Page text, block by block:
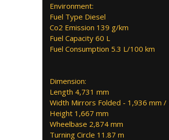
Environment:
Fuel Type Diesel
Co2 Emission 139 g/km
Fuel Capacity 60 L
Fuel Consumption 5.3 L/100 km
Dimension:
Length 4,731 mm
Width Mirrors Folded - 1,936 mm
Height 1,667 mm
Wheelbase 2,874 mm
Turning Circle 11.87 m